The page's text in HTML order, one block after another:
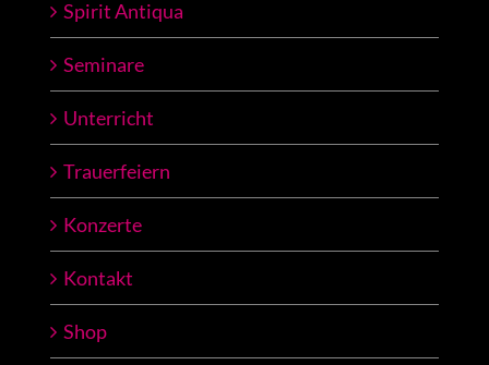
Spirit Antiqua
Seminare
Unterricht
Trauerfeiern
Konzerte
Kontakt
Shop